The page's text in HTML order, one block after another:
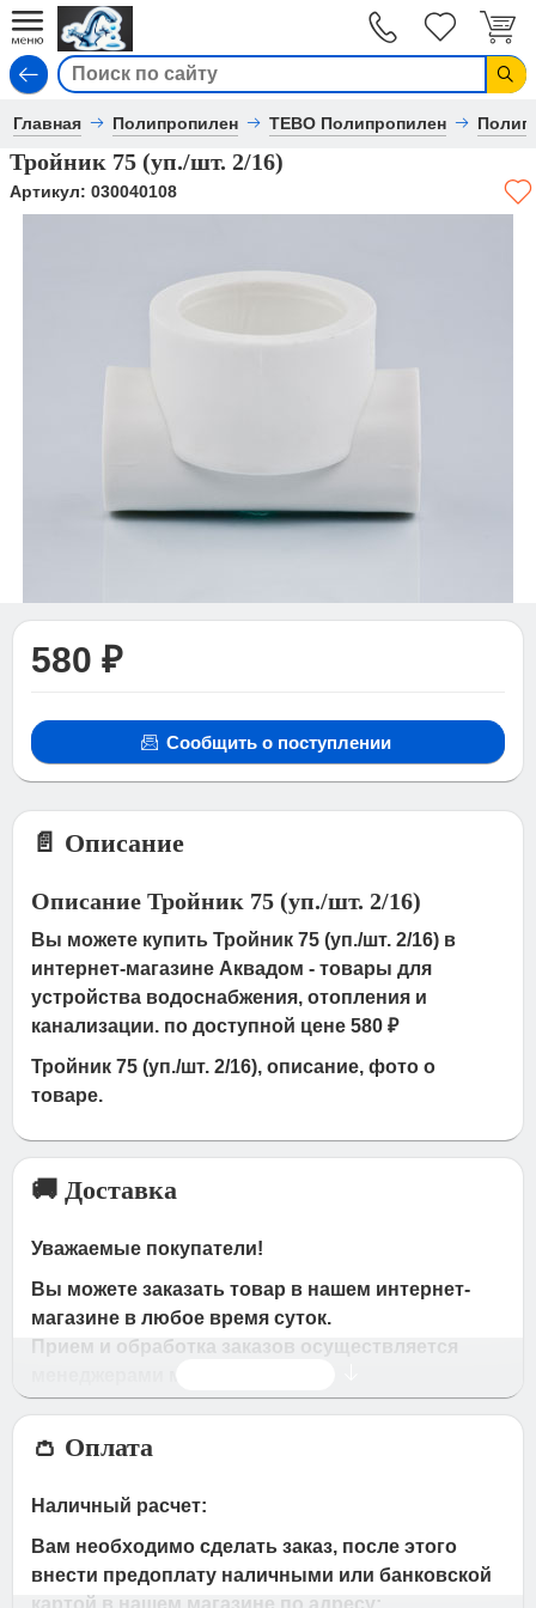
Главная Полипропилен TEBO Полипропилен
Тройник 75 (уп./шт. 2/16)
Артикул: 030040108
580 ₽
Сообщить о поступлении
📄 Описание
Описание Тройник 75 (уп./шт. 2/16)
Вы можете купить Тройник 75 (уп./шт. 2/16) в
интернет-магазине Аквадом - товары для
устройства водоснабжения, отопления и
канализации. по доступной цене 580 ₽
Тройник 75 (уп./шт. 2/16), описание, фото о
товаре.
🚚 Доставка
Уважаемые покупатели!
Вы можете заказать товар в нашем интернет-
магазине в любое время суток.
Прием и обработка заказов осуществляется
Время работы магазина:
с 09:00 дo 19:00
часа с Вами свяжется наш менеджер для
подтверждения и уточнения заказа.
👛 Оплата
Наличный расчет:
Вам необходимо сделать заказ, после этого
внести предоплату наличными или банковской
картой в нашем магазине по адресу: